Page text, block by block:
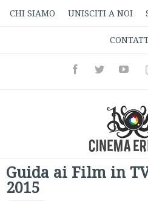
CHI SIAMO UNISCITI A NOI
FacebookTwitter
Guida ai Film in
2015